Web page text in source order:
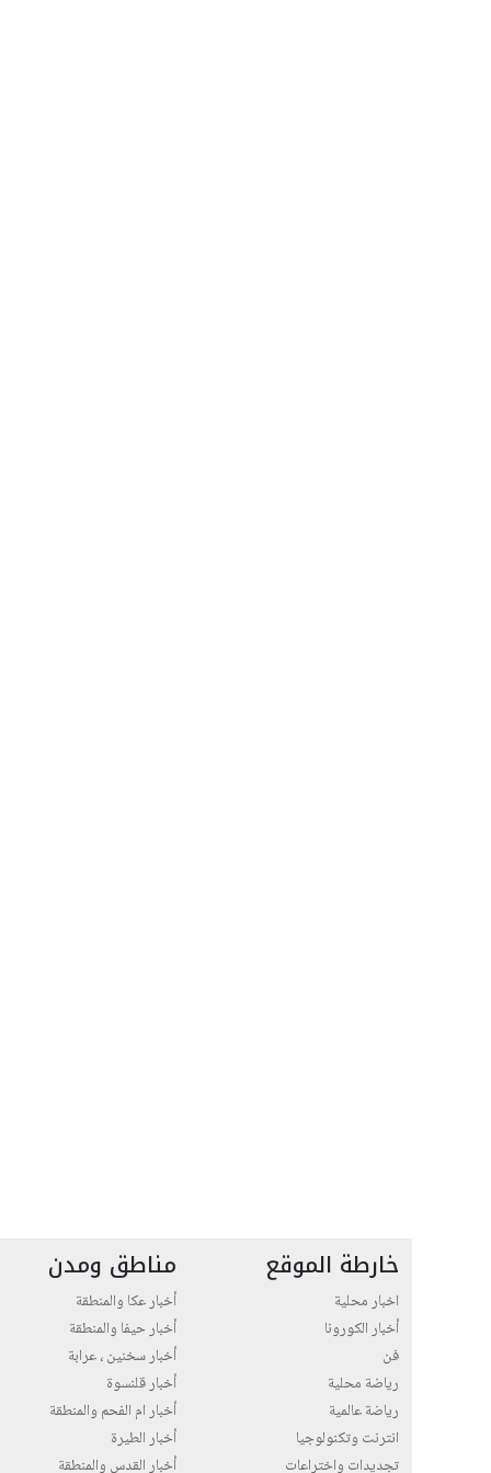
خارطة الموقع
اخبار محلية
أخبار الكورونا
فن
رياضة محلية
رياضة عالمية
انترنت وتكنولوجيا
تجديدات واختراعات
مناطق ومدن
أخبار عكا والمنطقة
أخبار حيفا والمنطقة
أخبار سخنين ، عرابة
أخبار قلنسوة
أخبار ام الفحم والمنطقة
أخبار الطيرة
أخبار القدس والمنطقة